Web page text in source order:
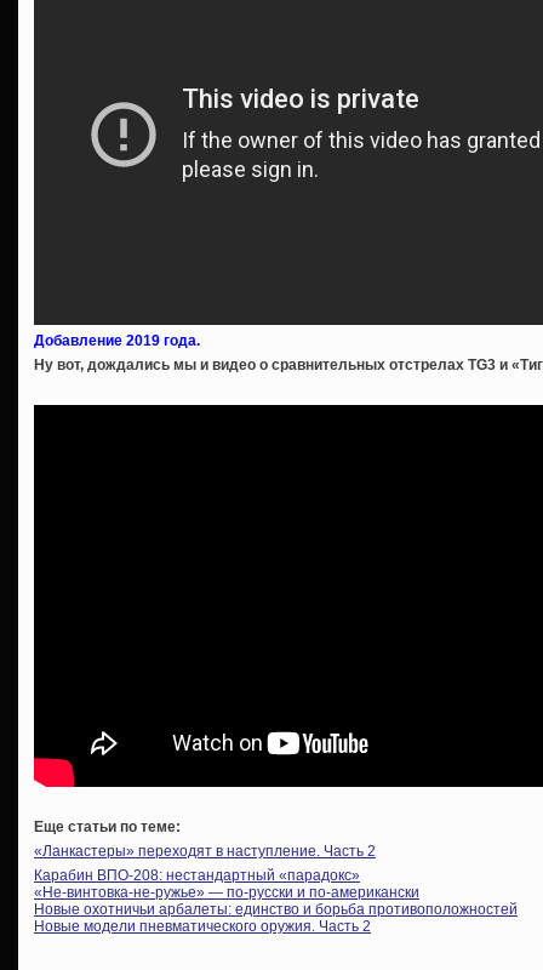
Добавление 2019 года.
Ну вот, дождались мы и видео о сравнительных отстрелах TG3 и
Еще статьи по теме:
«Ланкастеры» переходят в наступление. Часть 2
Карабин ВПО-208: нестандартный «парадокс»
«Не-винтовка-не-ружье» — по-русски и по-американски
Новые охотничьи арбалеты: единство и борьба противоположностей
Новые модели пневматического оружия. Часть 2